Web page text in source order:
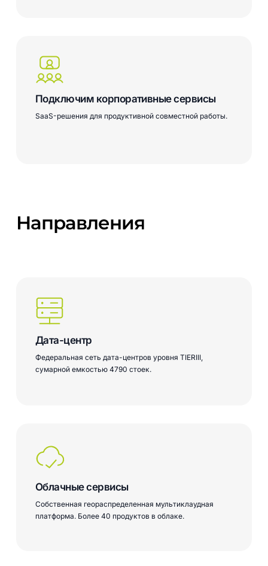
Подключим корпоративные сервисы
SaaS-решения для продуктивной совместной работы.
more
Направления
Дата-центр
Федеральная сеть дата-центров уровня TIERIII,
сумарной емкостью 4790 стоек.
Облачные сервисы
Собственная геораспределенная мультиклаудная
платформа. Более 40 продуктов в облаке.